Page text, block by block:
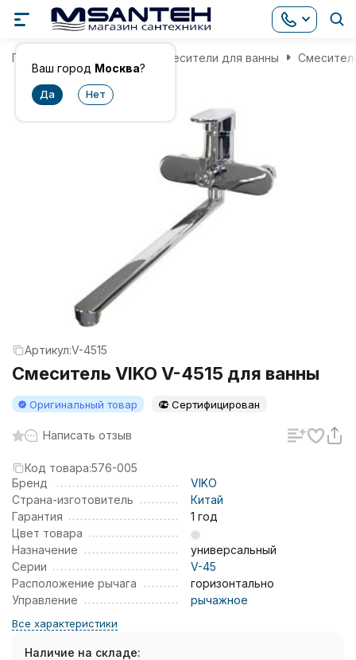
Ваш город Москва?
Главная Смесители для ванны
Артикул:V-4515
Смеситель VIKO V-4515 для ванны
Оригинальный товар Сертифицирован
Написать отзыв
Код товара:576-005
Бренд
VIKO
Страна-изготовитель
Китай
Гарантия
1 год
Цвет товара
Назначение
универсальный
Серии
V-45
Расположение рычага
горизонтально
Управление
рычажное
Все характеристики
Наличие на складе: